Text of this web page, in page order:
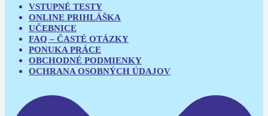
VSTUPNÉ TESTY
ONLINE PRIHLÁŠKA
UČEBNICE
FAQ – ČASTÉ OTÁZKY
PONUKA PRÁCE
OBCHODNÉ PODMIENKY
OCHRANA OSOBNÝCH ÚDAJOV